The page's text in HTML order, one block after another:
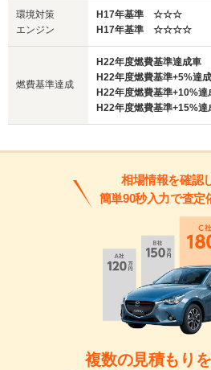
環境対策
エンジン
H17年基準 ☆☆☆
H17年基準 ☆☆☆☆
燃費基準達成
H22年度燃費基準達成車
H22年度燃費基準+5%達
H22年度燃費基準+10%達
H22年度燃費基準+15%達
相場情報を確認
簡単90秒入力で査定
複数の見積もり